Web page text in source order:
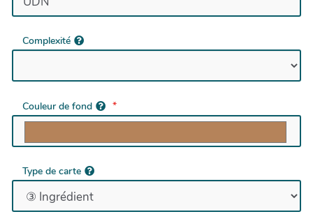
Complexité
Couleur de fond
Type de carte